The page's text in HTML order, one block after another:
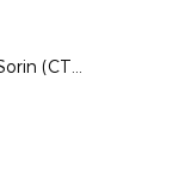
Technique : Grégoire Sorin (CTR PPF) présente le championnat U13 Région